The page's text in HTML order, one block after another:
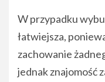
W przypadku
łatwiejsza,
zachowanie
jednak znajomość